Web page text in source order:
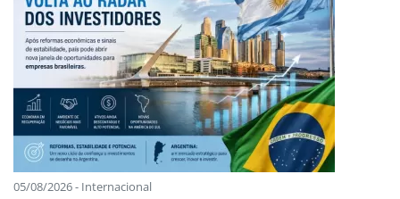
05/08/2026 - Internacional